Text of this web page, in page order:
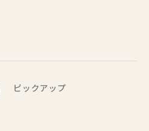
ピックアップ